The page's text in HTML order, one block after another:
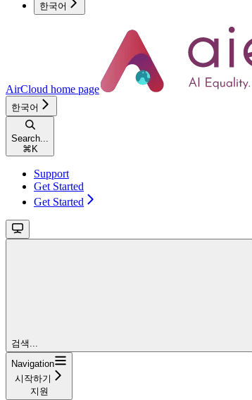
한국어
AirCloud home page
한국어
Search...
⌘ K
Support
Get Started
Get Started
검색...
Navigation
시작하기
지원